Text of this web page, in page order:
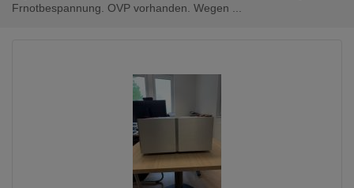
Frnotbespannung. OVP vorhanden. Wegen ...